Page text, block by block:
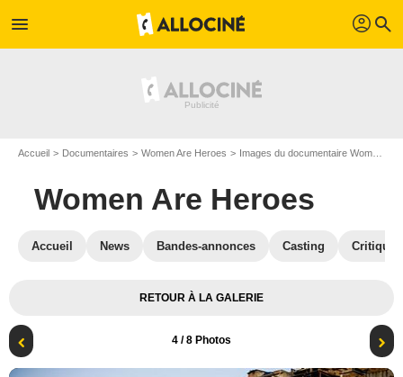
menu profil search
Accueil Documentaires Women Are Heroes Images du documentaire Women Are Heroes
Women Are Heroes
Accueil News Bandes-annonces Casting
RETOUR À LA GALERIE
4 / 8 Photos